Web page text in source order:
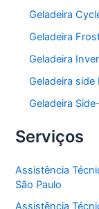
Geladeira
Geladeira
Geladeira
Geladeira side
Geladeira
Serviços
Assistência
São Paulo